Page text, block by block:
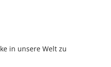
in unsere Welt zu